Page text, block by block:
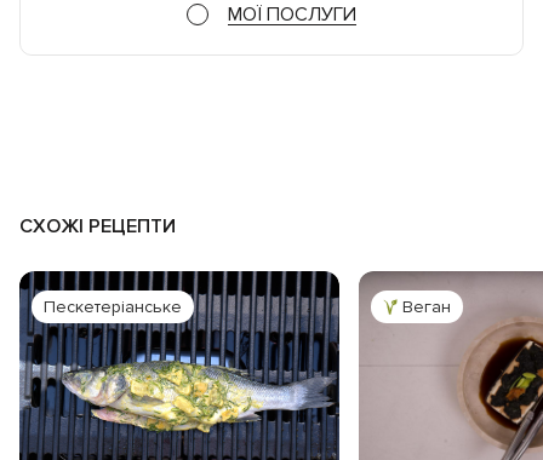
МОЇ ПОСЛУГИ
СХОЖІ РЕЦЕПТИ
Пескетеріанське Веган